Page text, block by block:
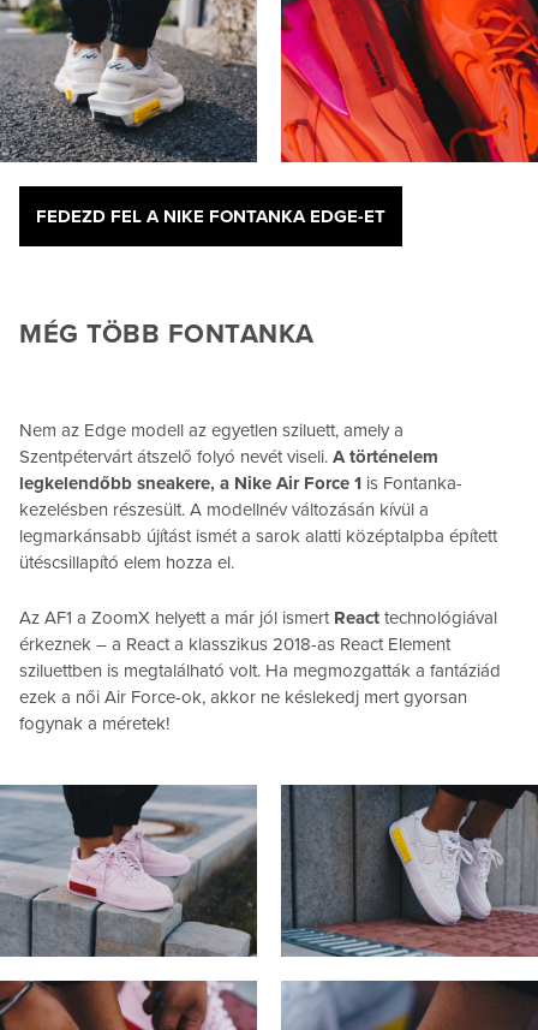
FEDEZD FEL A NIKE FONTANKA EDGE-ET
MÉG TÖBB FONTANKA
Nem az Edge modell az egyetlen sziluett, amely a
Szentpétervárt átszelő folyó nevét viseli. A történelem
legkelendőbb sneakere, a Nike Air Force 1 is Fontanka-
kezelésben részesült. A modellnév változásán kívül a
legmarkánsabb újítást ismét a sarok alatti középtalpba épített
ütéscsillapító elem hozza el.
Az AF1 a ZoomX helyett a már jól ismert React technológiával
érkeznek – a React a klasszikus 2018-as React Element
sziluettben is megtalálható volt. Ha megmozgatták a fantáziád
ezek a női Air Force-ok, akkor ne késlekedj mert gyorsan
fogynak a méretek!